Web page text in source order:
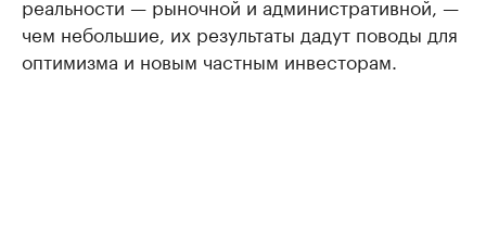
чем небольшие, их результаты дадут поводы для
оптимизма и новым частным инвесторам.